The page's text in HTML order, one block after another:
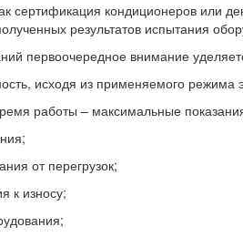
сертификация кондиционеров или
результатов испытания
первоочередное внимание
исходя из применяемого
работы – максимальные
от перегрузок;
к износу;